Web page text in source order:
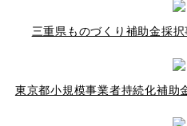
三重県ものづくり補助金採
東京都小規模事業者持続化補